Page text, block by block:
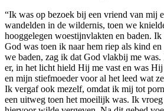
“Ik was op bezoek bij een vriend van mij
wandelden in de wildernis, toen we
hooggelegen woestijnvlakten en baden.
God was toen ik naar hem riep als kind en
we baden, zag ik dat God vlakbij me
er, in het licht hield Hij me vast en was
en mijn stiefmoeder voor al het leed wat
Ik vergaf ook mezelf, omdat ik mij tot
een uitweg toen het moeilijk was. Ik